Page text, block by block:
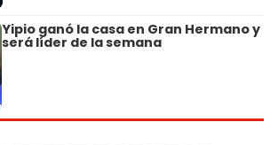
Yipio ganó la casa en Gran Hermano y
será líder de la semana